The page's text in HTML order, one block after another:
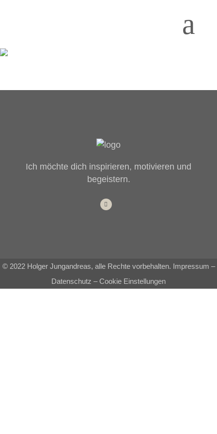
Ich möchte dich inspirieren, motivieren und
begeistern.
© 2022 Holger Jungandreas, alle Rechte vorbehalten. Impressum –
Datenschutz –Cookie Einstellungen